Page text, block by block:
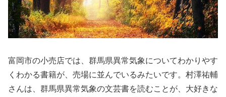
富岡市の小売店では、群馬県異常気象についてわかりやす
くわかる書籍が、売場に並んでいるみたいです。村澤祐輔
さんは、群馬県異常気象の文芸書を読むことが、大好きな